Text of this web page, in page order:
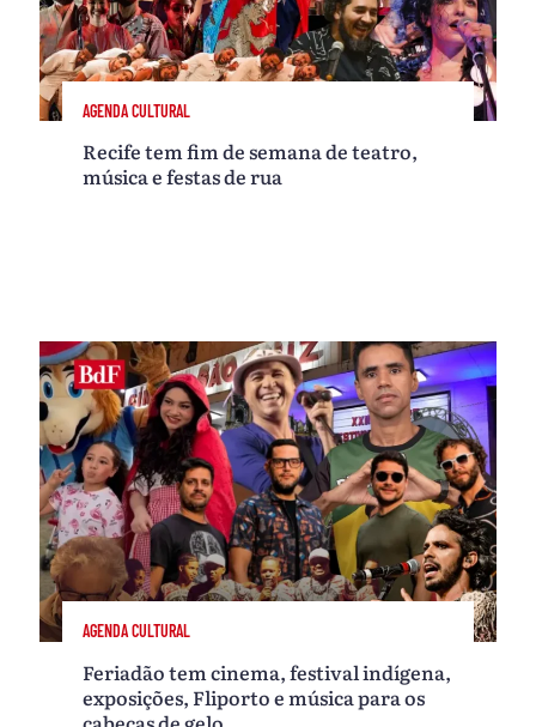
AGENDA CULTURAL
Recife tem fim de semana de teatro,
música e festas de rua
AGENDA CULTURAL
Feriadão tem cinema, festival indígena,
exposições, Fliporto e música para os